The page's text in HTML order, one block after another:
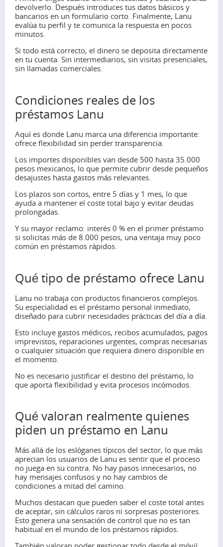
devolverlo. Después introduces tus datos básicos y
bancarios en un formulario corto. Finalmente, Lanu
evalúa tu perfil y te comunica la respuesta en pocos
minutos.
Si todo está correcto, el dinero se deposita directamente
en tu cuenta. Sin intermediarios, sin visitas presenciales,
sin llamadas comerciales.
Condiciones reales de los
préstamos Lanu
Aquí es donde Lanu marca una diferencia importante:
ofrece flexibilidad sin perder transparencia.
Los importes disponibles van desde 500 hasta 35.000
pesos mexicanos, lo que permite cubrir desde pequeños
desajustes hasta gastos más relevantes.
Los plazos son cortos, entre 5 días y 1 mes, lo que
ayuda a mantener el coste total bajo y evitar deudas
prolongadas.
Y su mayor reclamo: interés 0 % en el primer préstamo
si solicitas más de 8.000 pesos, una ventaja muy poco
común en préstamos rápidos.
Qué tipo de préstamo ofrece Lanu
Lanu no trabaja con productos financieros complejos.
Su especialidad es el préstamo personal inmediato,
diseñado para cubrir necesidades prácticas del día a día.
Esto incluye gastos médicos, recibos acumulados, pagos
imprevistos, reparaciones urgentes, compras necesarias
o cualquier situación que requiera dinero disponible en
el momento.
No es necesario justificar el destino del préstamo, lo
que aporta flexibilidad y evita procesos incómodos.
Qué valoran realmente quienes
piden un préstamo en Lanu
Más allá de los eslóganes típicos del sector, lo que más
aprecian los usuarios de Lanu es sentir que el proceso
no juega en su contra. No hay pasos innecesarios, no
hay mensajes confusos y no hay cambios de
condiciones a mitad del camino.
Muchos destacan que pueden saber el coste total antes
de aceptar, sin cálculos raros ni sorpresas posteriores.
Esto genera una sensación de control que no es tan
habitual en el mundo de los préstamos rápidos.